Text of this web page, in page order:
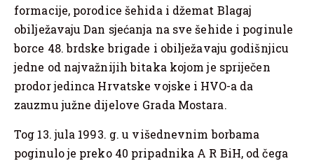
formacije, porodice šehida i džemat Blagaj
obilježavaju Dan sjećanja na sve šehide i poginule
borce 48. brdske brigade i obilježavaju godišnjicu
jedne od najvažnijih bitaka kojom je spriječen
prodor jedinca Hrvatske vojske i HVO-a da
zauzmu južne dijelove Grada Mostara.
Tog 13. jula 1993. g. u višednevnim borbama
poginulo je preko 40 pripadnika A R BiH, od čega